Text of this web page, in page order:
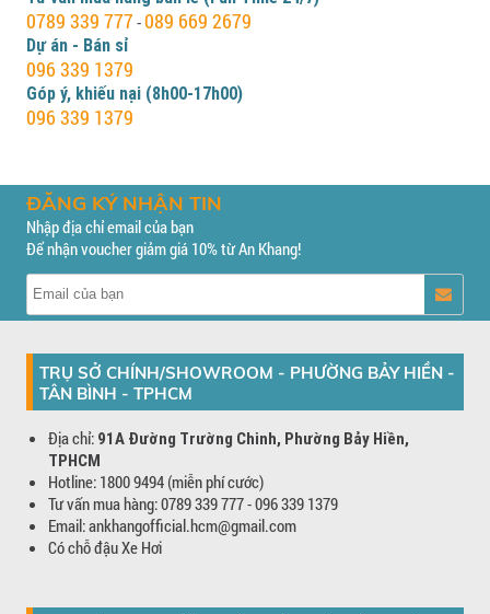
0789 339 777 -089 669 2679
Dự án - Bán sỉ
096 339 1379
Góp ý, khiếu nại (8h00-17h00)
096 339 1379
ĐĂNG KÝ NHẬN TIN
Nhập địa chỉ email của bạn
Để nhận voucher giảm giá 10% từ An Khang!
TRỤ SỞ CHÍNH/SHOWROOM - PHƯỜNG BẢY HIỀN -
TÂN BÌNH - TPHCM
Địa chỉ: 91A Đường Trường Chinh, Phường Bảy Hiền,
TPHCM
Hotline: 1800 9494 (miễn phí cước)
Tư vấn mua hàng: 0789 339 777 - 096 339 1379
Email: ankhangofficial.hcm@gmail.com
Có chỗ đậu Xe Hơi